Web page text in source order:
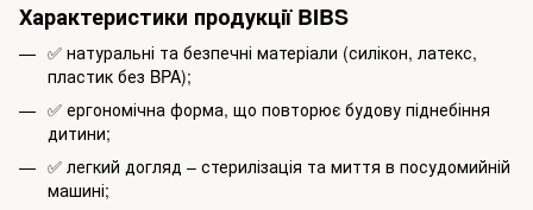
Характеристики продукції BIBS
✅ натуральні та безпечні матеріали (силікон, латекс,
пластик без BPA);
✅ ергономічна форма, що повторює будову піднебіння
дитини;
✅ легкий догляд – стерилізація та миття в посудомийній
машині;